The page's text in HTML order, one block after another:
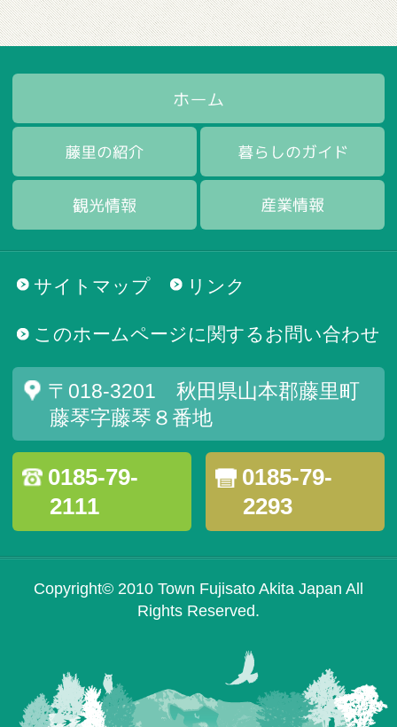
サイトマップ リンク
このホームページに関するお問い合わせ
〒018-3201 秋田県山本郡藤里町
藤琴字藤琴８番地
0185-79-
2111
0185-79-
2293
Copyright© 2010 Town Fujisato Akita Japan All
Rights Reserved.